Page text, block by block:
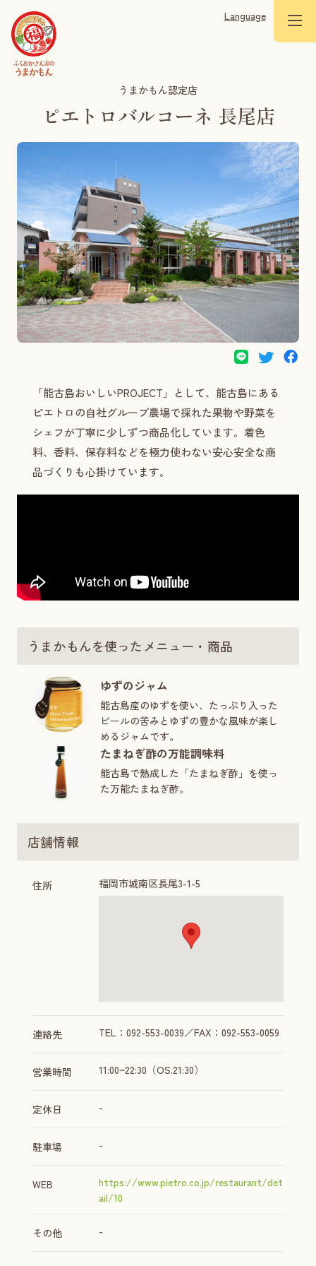
Language
うまかもん認定店
ピエトロバルコーネ 長尾店
「能古島おいしいPROJECT」として、能古島にある
ピエトロの自社グループ農場で採れた果物や野菜を
シェフが丁寧に少しずつ商品化しています。着色
料、香料、保存料などを極力使わない安心安全な商
品づくりも心掛けています。
うまかもんを使ったメニュー・商品
ゆずのジャム
能古島産のゆずを使い、たっぷり入った
ピールの苦みとゆずの豊かな風味が楽し
めるジャムです。
たまねぎ酢の万能調味料
能古島で熟成した「たまねぎ酢」を使っ
た万能たまねぎ酢。
店舗情報
住所 福岡市城南区長尾3-1-5
連絡先 TEL：092-553-0039／FAX：092-553-0059
営業時間 11:00~22:30（OS.21:30）
定休日 -
駐車場 -
WEB
https://www.pietro.co.jp/restaurant/det
ail/10
その他 -